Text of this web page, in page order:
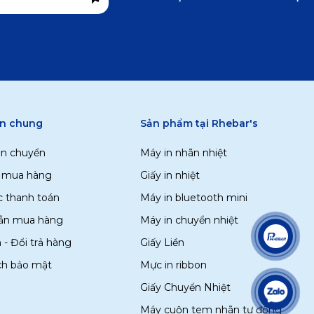
chung
chuyển
hàng
thanh toán
mua hàng
- Đổi trả hàng
bảo mật
Sản phẩm tại Rhebar's
Máy in nhãn nhiệt
Giấy in nhiệt
Máy in bluetooth mini
Máy in chuyển nhiệt
Giấy Liền
Mực in ribbon
Giấy Chuyển Nhiệt
Máy cuộn tem nhãn tự động